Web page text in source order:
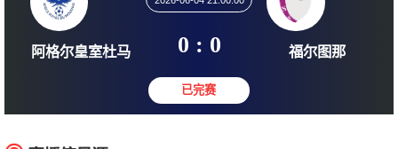
喀麦隆甲
2026-06-04 21:00:00
0 : 0